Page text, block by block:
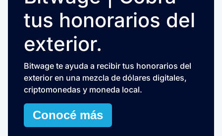
tus honorarios del
exterior.
Bitwage te ayuda a recibir tus honorarios del
exterior en una mezcla de dólares digitales,
criptomonedas y moneda local.
Conocé más